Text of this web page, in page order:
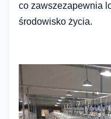
co zawszezapewnia
środowisko życia.